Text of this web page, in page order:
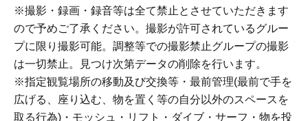
※撮影・録画・録音等は全て禁止とさせていただきます
ので予めご了承ください。撮影が許可されているグルー
プに限り撮影可能。調整等での撮影禁止グループの撮影
は一切禁止。見つけ次第データの削除を行います。
※指定観覧場所の移動及び交換等・最前管理(最前で手を
広げる、座り込む、物を置く等の自分以外のスペースを
取る行為)・モッシュ・リフト・ダイブ・サーフ・物を投